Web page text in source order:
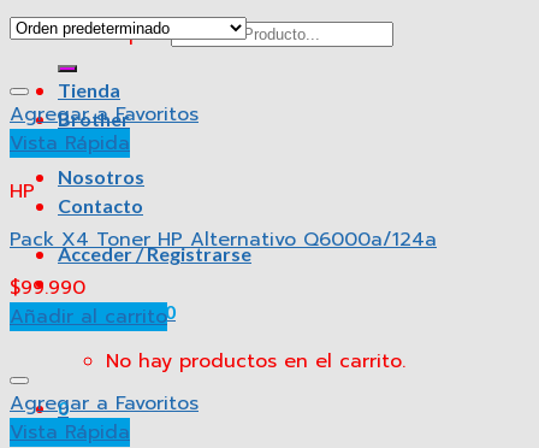
Buscar por:
Tienda
Brother
HP
Nosotros
Contacto
Acceder / Registrarse
Carrito /$00
No hay productos en el carrito.
0
Agregar a Favoritos
Vista Rápida
HP
Pack X4 Toner HP Alternativo Q6000a/124a
$99.990
Añadir al carrito
Agregar a Favoritos
Vista Rápida